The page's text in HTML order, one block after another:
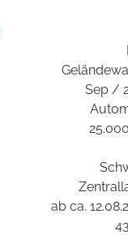
Sep /
ab ca.